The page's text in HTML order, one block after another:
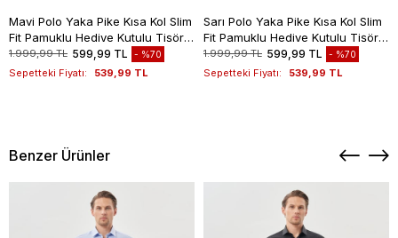
Mavi Polo Yaka Pike Kısa Kol Slim
Fit Pamuklu Hediye Kutulu Tişört
1011260169
1.999,99 TL 599,99 TL %70
Sepetteki Fiyatı: 539,99 TL
Sarı Polo Yaka Pike Kısa Kol Slim
Fit Pamuklu Hediye Kutulu Tişört
1011260169
1.999,99 TL 599,99 TL %70
Sepetteki Fiyatı: 539,99 TL
Benzer Ürünler